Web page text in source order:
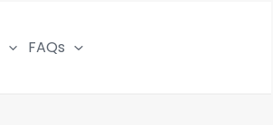
FAQs